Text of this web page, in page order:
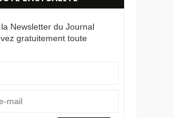
Newsletter du Journal
gratuitement toute